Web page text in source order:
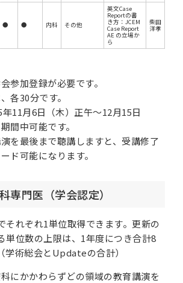
● ● 内科 その他
英文Case
Reportの書
き方：JCEM
Case Report
AE の立場か
ら
柴田
洋孝
参加登録が必要です。
各30分です。
11月6日（木）正午～12月15日
間中可能です。
を最後まで聴講しますと、受講修了
ド可能になります。
専門医（学会認定）
それぞれ1単位取得できます。更新の
単位数の上限は、1年度につき合計8
学術総会とUpdateの合計）
にかかわらずどの領域の教育講演を